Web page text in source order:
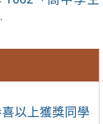
以上獲獎同學